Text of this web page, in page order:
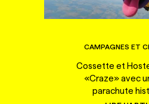
CAMPAGNES ET
Cossette et
«Craze» avec
parachute